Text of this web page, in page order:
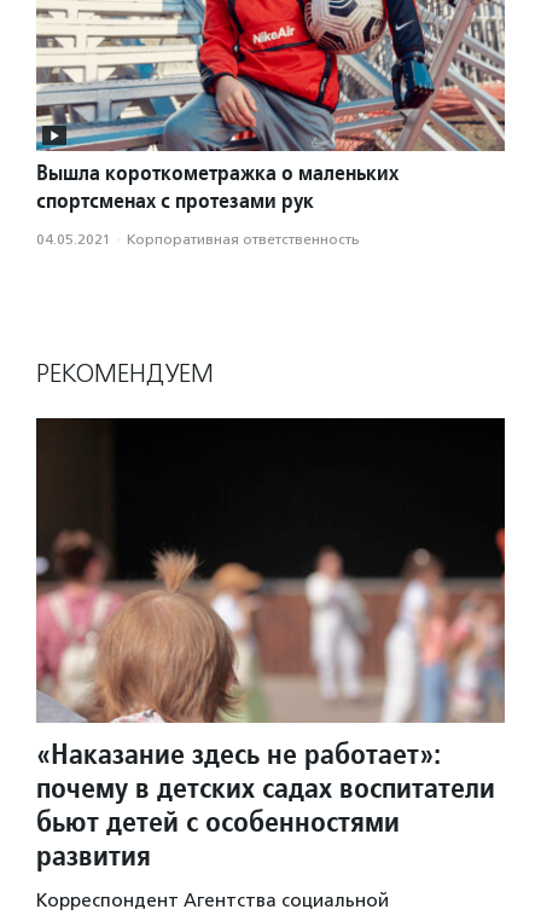
Вышла короткометражка о маленьких
спортсменах с протезами рук
04.05.2021 · Корпоративная ответственность
РЕКОМЕНДУЕМ
«Наказание здесь не работает»:
почему в детских садах воспитатели
бьют детей с особенностями
развития
Корреспондент Агентства социальной